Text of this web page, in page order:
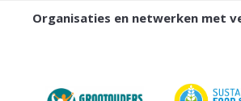
Organisaties en netwerken met